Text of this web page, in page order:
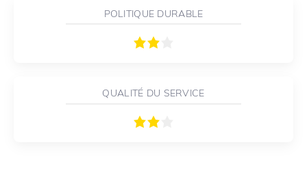
POLITIQUE DURABLE
QUALITÉ DU SERVICE